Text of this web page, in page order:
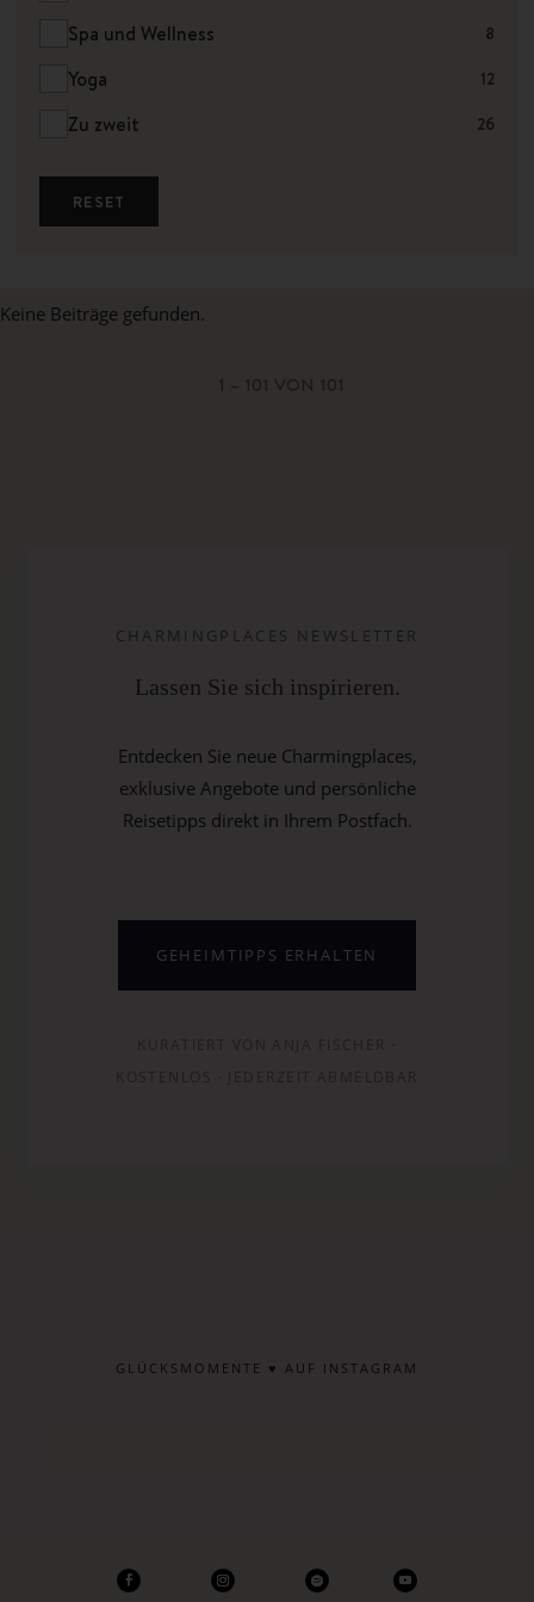
Spa und Wellness 8
Yoga 12
Zu zweit 26
RESET
Keine Beiträge gefunden.
1 – 101 VON 101
CHARMINGPLACES NEWSLETTER
Lassen Sie sich inspirieren.
Entdecken Sie neue Charmingplaces,
exklusive Angebote und persönliche
Reisetipps direkt in Ihrem Postfach.
GEHEIMTIPPS ERHALTEN
GLÜCKSMOMENTE ♥ AUF INSTAGRAM